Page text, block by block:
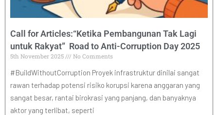
Call for Articles:“Ketika Pembangunan Tak Lagi
untuk Rakyat” Road to Anti-Corruption Day 2025
5th November 2025 No Comments
#BuildWithoutCorruption Proyek infrastruktur dinilai sangat
rawan terhadap potensi risiko korupsi karena anggaran yang
sangat besar, rantai birokrasi yang panjang, dan banyaknya
aktor yang terlibat, seperti